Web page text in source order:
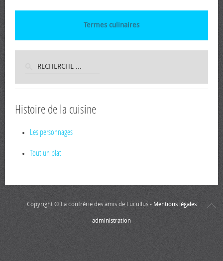
Termes culinaires
Histoire de la cuisine
Les personnages
Tout un plat
Copyright © La confrérie des amis de Lucullus - Mentions légales
administration